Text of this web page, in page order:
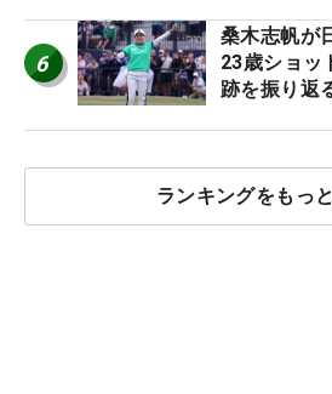
6
桑木志帆が
23歳ショッ
跡を振り返
ランキングをもっ